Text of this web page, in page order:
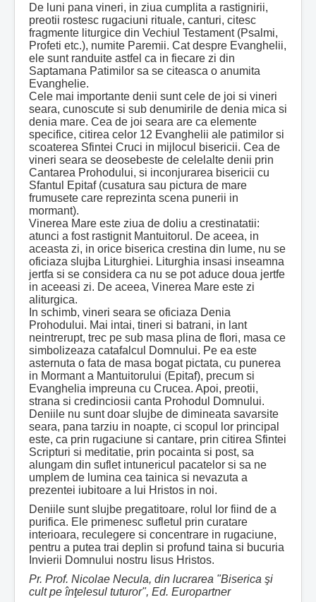
De luni pana vineri, in ziua cumplita a rastignirii,
preotii rostesc rugaciuni rituale, canturi, citesc
fragmente liturgice din Vechiul Testament (Psalmi,
Profeti etc.), numite Paremii. Cat despre Evanghelii,
ele sunt randuite astfel ca in fiecare zi din
Saptamana Patimilor sa se citeasca o anumita
Evanghelie.
Cele mai importante denii sunt cele de joi si vineri
seara, cunoscute si sub denumirile de denia mica si
denia mare. Cea de joi seara are ca elemente
specifice, citirea celor 12 Evanghelii ale patimilor si
scoaterea Sfintei Cruci in mijlocul bisericii. Cea de
vineri seara se deosebeste de celelalte denii prin
Cantarea Prohodului, si inconjurarea bisericii cu
Sfantul Epitaf (cusatura sau pictura de mare
frumusete care reprezinta scena punerii in
mormant).
Vinerea Mare este ziua de doliu a crestinatatii:
atunci a fost rastignit Mantuitorul. De aceea, in
aceasta zi, in orice biserica crestina din lume, nu se
oficiaza slujba Liturghiei. Liturghia insasi inseamna
jertfa si se considera ca nu se pot aduce doua jertfe
in aceeasi zi. De aceea, Vinerea Mare este zi
aliturgica.
In schimb, vineri seara se oficiaza Denia
Prohodului. Mai intai, tineri si batrani, in lant
neintrerupt, trec pe sub masa plina de flori, masa ce
simbolizeaza catafalcul Domnului. Pe ea este
asternuta o fata de masa bogat pictata, cu punerea
in Mormant a Mantuitorului (Epitaf), precum si
Evanghelia impreuna cu Crucea. Apoi, preotii,
strana si credinciosii canta Prohodul Domnului.
Deniile nu sunt doar slujbe de dimineata savarsite
seara, pana tarziu in noapte, ci scopul lor principal
este, ca prin rugaciune si cantare, prin citirea Sfintei
Scripturi si meditatie, prin pocainta si post, sa
alungam din suflet intunericul pacatelor si sa ne
umplem de lumina cea tainica si nevazuta a
prezentei iubitoare a lui Hristos in noi.
Deniile sunt slujbe pregatitoare, rolul lor fiind de a
purifica. Ele primenesc sufletul prin curatare
interioara, reculegere si concentrare in rugaciune,
pentru a putea trai deplin si profund taina si bucuria
Invierii Domnului nostru Iisus Hristos.
Pr. Prof. Nicolae Necula, din lucrarea "Biserica şi
cult pe înţelesul tuturor", Ed. Europartner